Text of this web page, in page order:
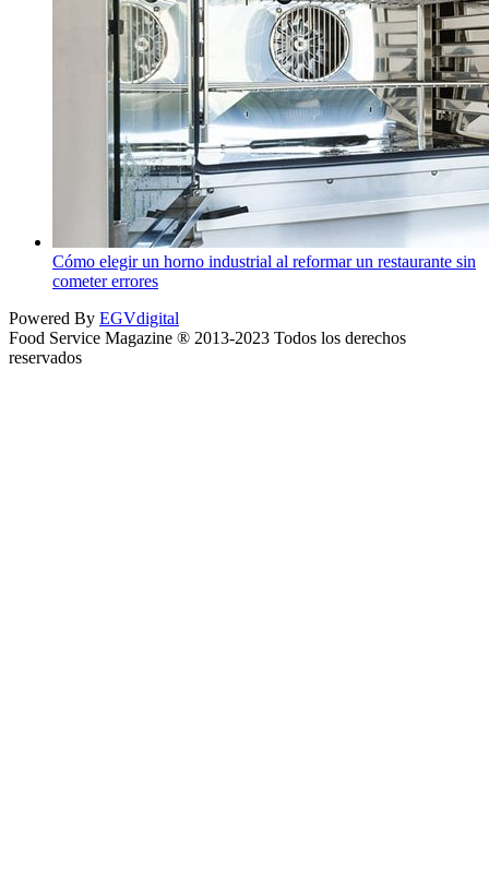
Cómo elegir un horno industrial al reformar un restaurante sin
cometer errores
Powered By EGVdigital
Food Service Magazine ® 2013-2023 Todos los derechos
reservados